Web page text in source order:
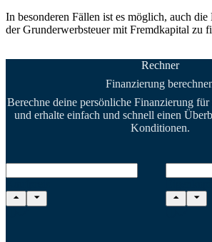
In besonderen Fällen ist es möglich, auch
der Grunderwerbsteuer mit Fremdkapital zu
Rechner
Finanzierung
Berechne deine persönliche Finanzierung
und erhalte einfach und schnell einen
Konditionen.